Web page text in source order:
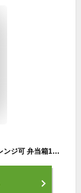
[EFFORTS]弁当箱 フレッシュランチボケッス 電子レンジ可 弁当箱1-2L 薄型 スクエア弁当箱 イージーケア ２段 汁モレ防止 お手入れやすい ピクニック 抗菌 竹製の蓋 高校生 キャップ 軽い (ブラック, 長20.5*幅11*高9.5cm)